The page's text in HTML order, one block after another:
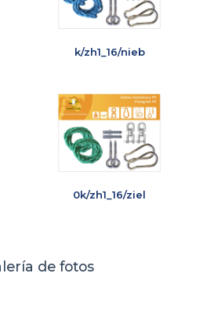
k/zh1_16/nieb
0k/zh1_16/ziel
de fotos